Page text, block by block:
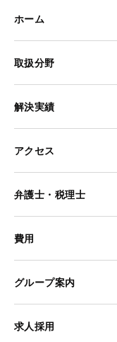
ホーム
取扱分野
解決実績
アクセス
弁護士・税理士
費用
グループ案内
求人採用